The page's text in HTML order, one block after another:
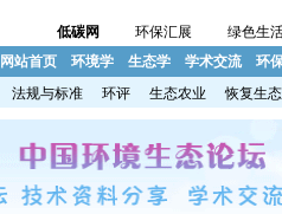
低碳网 环保汇展 绿色生
网站首页 环境学 生态学 学术交流 环
法规与标准 环评 生态农业 恢复生态